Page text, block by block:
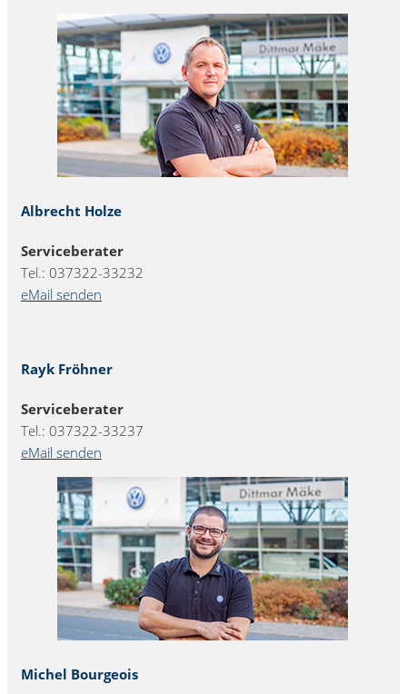
Albrecht Holze
Serviceberater
Tel.: 037322-33232
eMail senden
Rayk Fröhner
Serviceberater
Tel.: 037322-33237
eMail senden
Michel Bourgeois